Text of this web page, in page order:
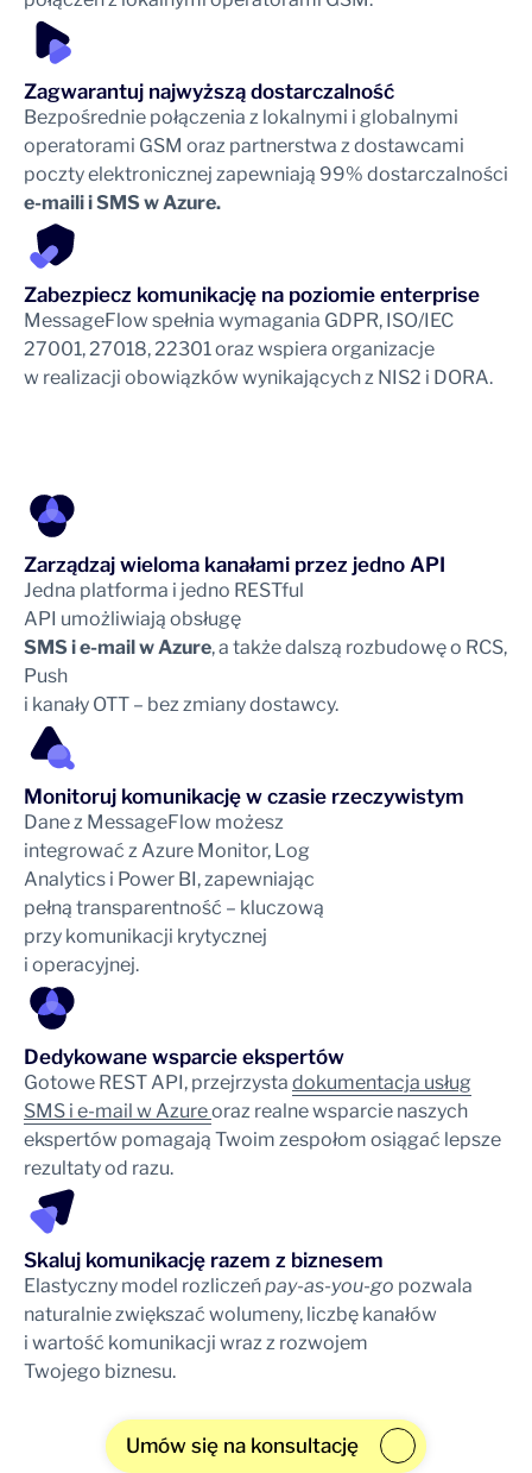
Zagwarantuj najwyższą dostarczalność
Bezpośrednie połączenia z lokalnymi i globalnymi
operatorami GSM oraz partnerstwa z dostawcami
poczty elektronicznej zapewniają 99% dostarczalności
e-maili i SMS w Azure.
Zabezpiecz komunikację na poziomie enterprise
MessageFlow spełnia wymagania GDPR, ISO/IEC
27001, 27018, 22301 oraz wspiera organizacje
w realizacji obowiązków wynikających z NIS2 i DORA.
Zarządzaj wieloma kanałami przez jedno API
Jedna platforma i jedno RESTful
API umożliwiają obsługę
SMS i e-mail w Azure, a także dalszą rozbudowę o RCS,
Push
i kanały OTT – bez zmiany dostawcy.
Monitoruj komunikację w czasie rzeczywistym
Dane z MessageFlow możesz
integrować z Azure Monitor, Log
Analytics i Power BI, zapewniając
pełną transparentność – kluczową
przy komunikacji krytycznej
i operacyjnej.
Dedykowane wsparcie ekspertów
Gotowe REST API, przejrzysta dokumentacja usług
SMS i e-mail w Azureoraz realne wsparcie naszych
ekspertów pomagają Twoim zespołom osiągać lepsze
rezultaty od razu.
Skaluj komunikację razem z biznesem
Elastyczny model rozliczeńpay-as-you-go pozwala
naturalnie zwiększać wolumeny, liczbę kanałów
i wartość komunikacji wraz z rozwojem
Twojego biznesu.
Umów się na konsultację